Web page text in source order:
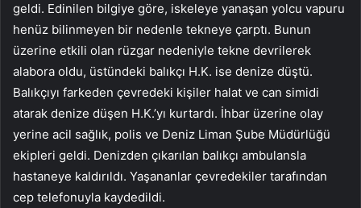
geldi. Edinilen bilgiye göre, iskeleye yanaşan yolcu vapuru
henüz bilinmeyen bir nedenle tekneye çarptı. Bunun
üzerine etkili olan rüzgar nedeniyle tekne devrilerek
alabora oldu, üstündeki balıkçı H.K. ise denize düştü.
Balıkçıyı farkeden çevredeki kişiler halat ve can simidi
atarak denize düşen H.K.’yı kurtardı. İhbar üzerine olay
yerine acil sağlık, polis ve Deniz Liman Şube Müdürlüğü
ekipleri geldi. Denizden çıkarılan balıkçı ambulansla
hastaneye kaldırıldı. Yaşananlar çevredekiler tarafından
cep telefonuyla kaydedildi.